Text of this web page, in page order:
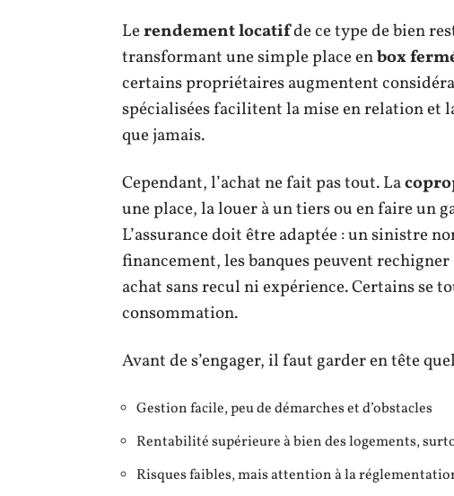
Lerendement locatifde ce type de bien
transformant une simple place enbox
certains propriétaires augmentent
spécialisées facilitent la mise en relation et
que jamais.
Cependant, l’achat ne fait pas tout. La
une place, la louer à un tiers ou en faire un
L’assurance doit être adaptée : un sinistre
financement, les banques peuvent
achat sans recul ni expérience. Certains se
consommation.
Avant de s’engager, il faut garder en tête
Gestion facile, peu de démarches et d’obstacles
Rentabilité supérieure à bien des logements,
Risques faibles, mais attention à la